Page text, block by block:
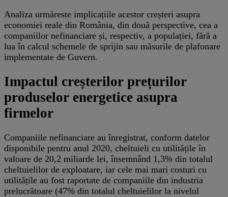
Analiza urmăreste implicațiile acestor creșteri asupra
economiei reale din România, din două perspective, cea a
companiilor nefinanciare și, respectiv, a populației, fără a
lua în calcul schemele de sprijin sau măsurile de plafonare
implementate de Guvern.
Impactul creșterilor prețurilor
produselor energetice asupra
firmelor
Companiile nefinanciare au înregistrat, conform datelor
disponibile pentru anul 2020, cheltuieli cu utilitățile în
valoare de 20,2 miliarde lei, însemnând 1,3% din totalul
cheltuielilor de exploatare, iar cele mai mari costuri cu
utilitățile au fost raportate de companiile din industria
prelucrătoare (47% din totalul cheltuielilor la nivelul